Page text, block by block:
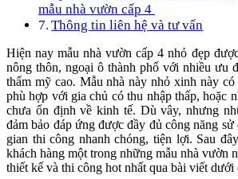
mẫu nhà vườn cấp 4
Thông tin liên hệ và tư vấn
Hiện nay mẫu nhà vườn cấp 4 nhỏ đẹp
nông thôn, ngoại ô thành phố với nhiều ưu
thẩm mỹ cao. Mẫu nhà này nhỏ xinh này
phù hợp với gia chủ có thu nhập thấp, hoặc
chưa ổn định về kinh tế. Dù vây, nhưng
đảm bảo đáp ứng được đầy đủ công năng
gian thi công nhanh chóng, tiện lợi. Sau
khách hàng một trong những mẫu nhà vườn
thiết kế và thi công hot nhất qua bài viết dưới